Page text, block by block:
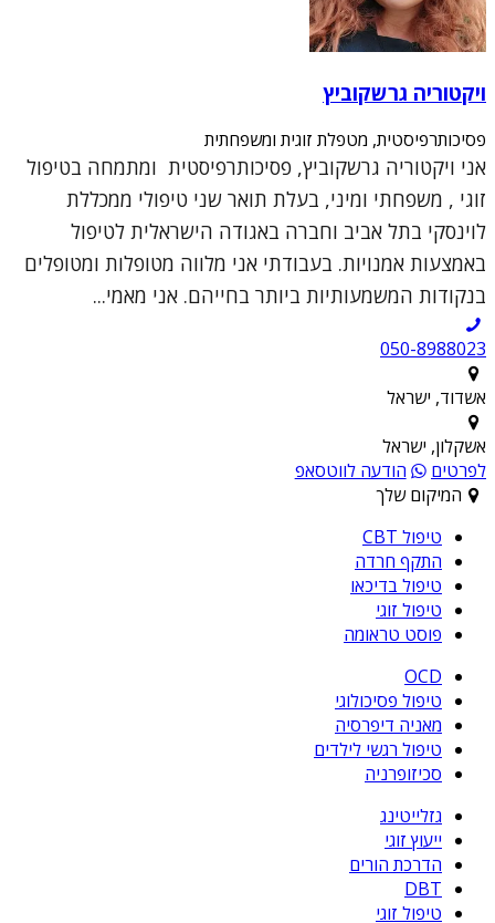
ויקטוריה גרשקוביץ
פסיכותרפיסטית, מטפלת זוגית ומשפחתית
אני ויקטוריה גרשקוביץ, פסיכותרפיסטית ומתמחה בטיפול
זוגי , משפחתי ומיני, בעלת תואר שני טיפולי ממכללת
לוינסקי בתל אביב וחברה באגודה הישראלית לטיפול
באמצעות אמנויות. בעבודתי אני מלווה מטופלות ומטופלים
בנקודות המשמעותיות ביותר בחייהם. אני מאמי...
050-8988023
אשדוד, ישראל
אשקלון, ישראל
לפרטים
הודעה לווטסאפ
המיקום שלך
טיפול CBT
התקף חרדה
טיפול בדיכאו
טיפול זוגי
פוסט טראומה
OCD
טיפול פסיכולוגי
מאניה דיפרסיה
טיפול רגשי לילדים
סכיזופרניה
גזלייטינג
ייעוץ זוגי
הדרכת הורים
DBT
טיפול זוגי